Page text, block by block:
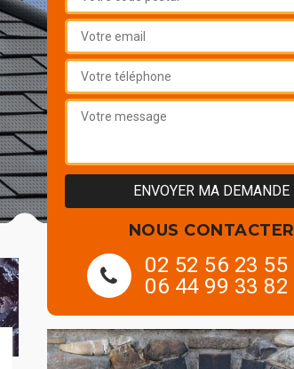
NOUS CONTACTER
02 52 56 23 55
06 44 99 33 82